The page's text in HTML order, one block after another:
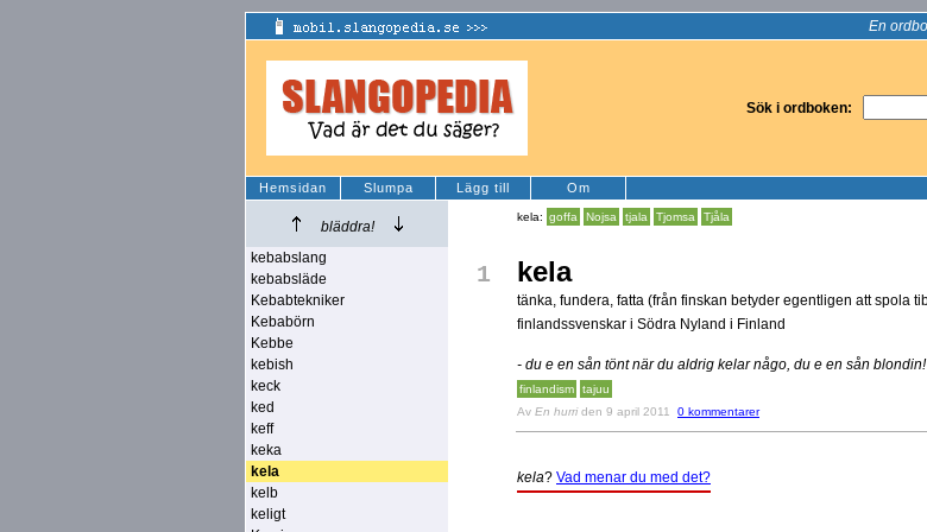
En
Sök i ordboken:
Hemsidan Slumpa Lägg till Om
bläddra!
kebabslang
kebabsläde
Kebabtekniker
Kebabörn
Kebbe
kebish
keck
ked
keff
keka
kela
kelb
keligt
kela: goffa Nojsa tjala Tjomsa Tjåla
1 kela
tänka, fundera, fatta (från finskan betyder egentligen att spola
finlandssvenskar i Södra Nyland i Finland
- du e en sån tönt när du aldrig kelar någo, du e en sån blondin!
finlandism
tajuu
Av En hurri den 9 april 2011 0 kommentarer
kela? Vad menar du med det?